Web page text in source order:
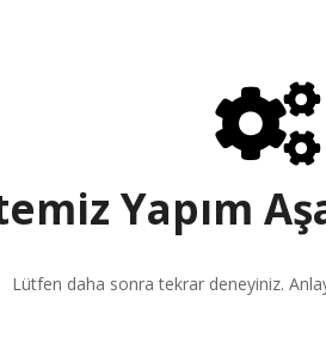
Yapım
Lütfen daha sonra tekrar deneyiniz.